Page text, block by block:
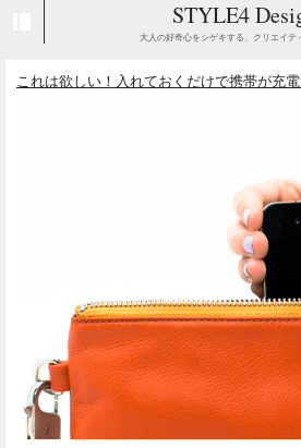
STYLE4
大人の好奇心をシゲキする、クリエイテ
これは欲しい！入れておくだけで携帯が充